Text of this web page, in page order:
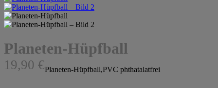
Planeten-Hüpfball
19,90 €Planeten-Hüpfball,PVC phthatalatfrei